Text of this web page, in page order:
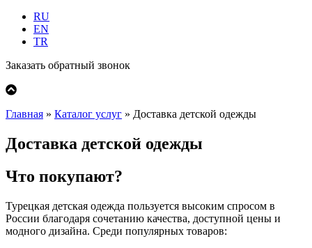
RU
EN
TR
Заказать обратный звонок
Главная » Каталог услуг » Доставка детской одежды
Доставка детской одежды
Что покупают?
Турецкая детская одежда пользуется высоким спросом в
России благодаря сочетанию качества, доступной цены и
модного дизайна. Среди популярных товаров: